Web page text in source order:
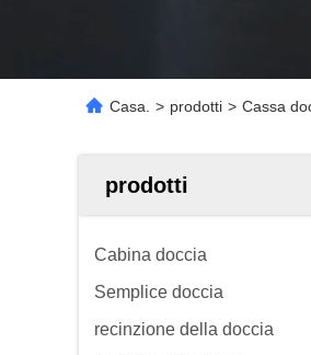
Casa. > prodotti > Cassa
prodotti
Cabina doccia
Semplice doccia
recinzione della doccia